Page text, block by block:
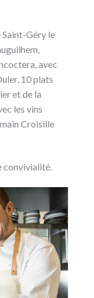
Saint-Géry le
avec
10 plats
et de la
les vins
Croisille
convivialité.